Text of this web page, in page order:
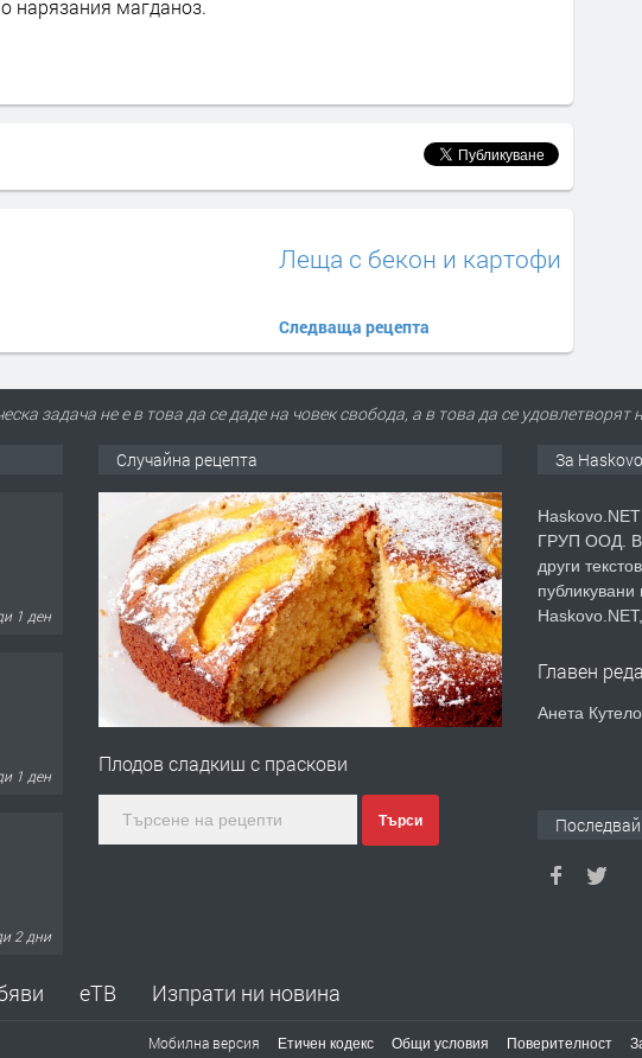
нарязания магданоз.
Леща с бекон и картофи
Следваща рецепта
задача не е в това да се даде на човек свобода, а в това да се
Случайна рецепта
Плодов сладкиш с праскови
Търси
За
ГРУП ООД.
други
публикувани
Главен
Анета
еТВ Изпрати ни новина
Мобилна версия Етичен кодекс Общи условия Поверителност